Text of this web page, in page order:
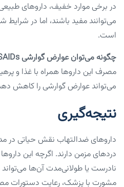
در برخی موارد خفیف، داروهای
می‌توانند مفید باشند، اما در شرایط
است.
چگونه می‌توان عوارض گوارشی NSAIDs را کاهش داد؟
مصرف این داروها همراه با غذا و
می‌تواند عوارض گوارشی را کاهش
نتیجه‌گیری
داروهای ضدالتهاب نقش حیاتی در
دردهای مزمن دارند. اگرچه این
نادرست یا طولانی‌مدت آن‌ها
مشورت با پزشک، رعایت دستورات